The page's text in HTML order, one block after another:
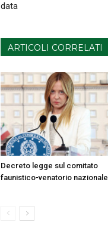
data
ARTICOLI CORRELATI
Decreto legge sul comitato
faunistico-venatorio nazionale